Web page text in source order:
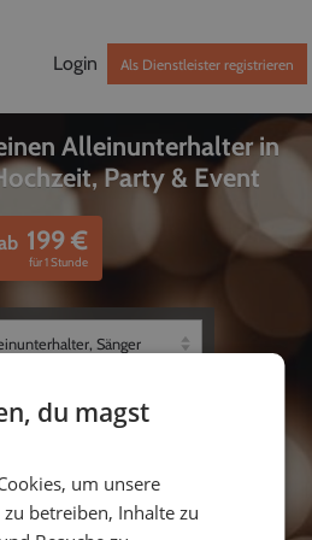
Login Als Dienstleister registrieren
Alleinunterhalter in
Party & Event
199€
für 1 Stunde
bis
du magst
um unsere
betreiben, Inhalte zu